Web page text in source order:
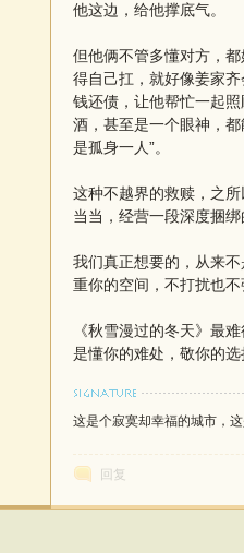
他这边，给他撑底气。
但他俩不管多懂对方，
得自己扛，就好像姜家
钱还债，让他帮忙一起
酒，甚至是一个眼神，
是孤身一人”。
这种不越界的救赎，之
当当，经营一段深度捆
我们真正想要的，从来
重你的空间，不打扰也
《秋雪漫过的冬天》最
是懂你的难处，敬你的
这是个寂寞却幸福的城市，
回复